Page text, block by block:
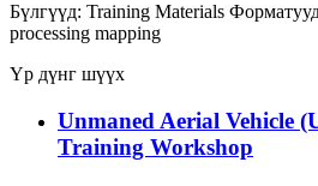
Бүлгүүд: Training Materials
processing mapping
Үр дүнг шүүх
Unmaned Aerial Vehicle
Training Workshop